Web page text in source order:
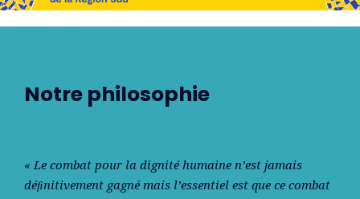
Notre philosophie
« Le combat pour la dignité humaine n’est jamais
déﬁnitivement gagné mais l’essentiel est que ce combat